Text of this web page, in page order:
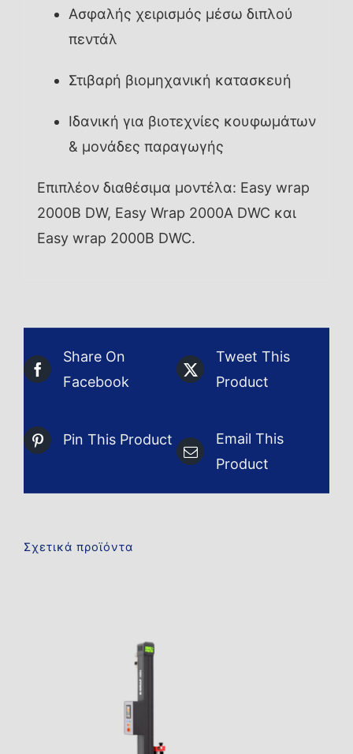
Ασφαλής χειρισμός μέσω διπλού
πεντάλ
Στιβαρή βιομηχανική κατασκευή
Ιδανική για βιοτεχνίες κουφωμάτων
& μονάδες παραγωγής
Επιπλέον διαθέσιμα μοντέλα: Easy wrap
2000B DW, Easy Wrap 2000A DWC και
Easy wrap 2000B DWC.
Share On
Facebook
Tweet This
Product
Pin This Product
Email This
Product
Σχετικά προϊόντα